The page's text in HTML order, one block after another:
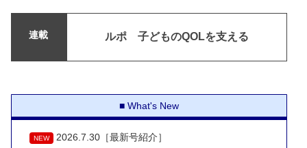
連載 ルポ 子どものQOLを支える
What's New
NEW 2026.7.30［最新号紹介］